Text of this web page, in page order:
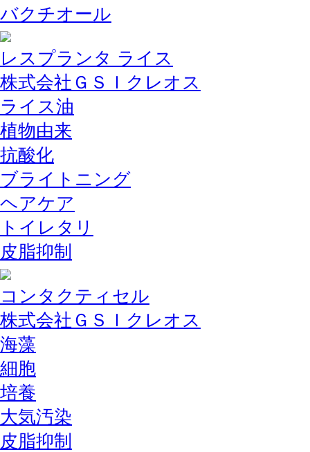
バクチオール
レスプランタ ライス
株式会社ＧＳＩクレオス
ライス油
植物由来
抗酸化
ブライトニング
ヘアケア
トイレタリ
皮脂抑制
コンタクティセル
株式会社ＧＳＩクレオス
海藻
細胞
培養
大気汚染
皮脂抑制